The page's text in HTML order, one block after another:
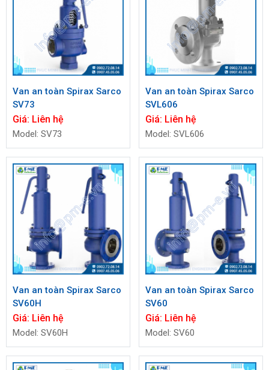
Van an toàn Spirax Sarco
SV73
Giá: Liên hệ
Model: SV73
Van an toàn Spirax Sarco
SVL606
Giá: Liên hệ
Model: SVL606
Van an toàn Spirax Sarco
SV60H
Giá: Liên hệ
Model: SV60H
Van an toàn Spirax Sarco
SV60
Giá: Liên hệ
Model: SV60